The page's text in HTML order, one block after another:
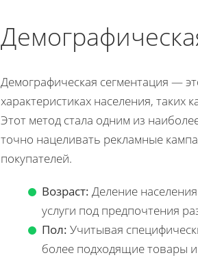
Демографическая сегментация —
характеристиках населения, таких
Этот метод стала одним из
точно нацеливать рекламные
покупателей.
Возраст: Деление
услуги под предпочтения
Пол: Учитывая
более подходящие товары